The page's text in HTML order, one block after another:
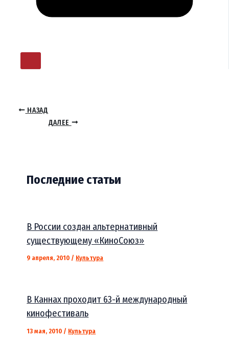
НАЗАД
ДАЛЕЕ
Последние статьи
В России создан альтернативный
существующему «КиноСоюз»
9 апреля, 2010 / Культура
В Каннах проходит 63-й международный
кинофестиваль
13 мая, 2010 / Культура